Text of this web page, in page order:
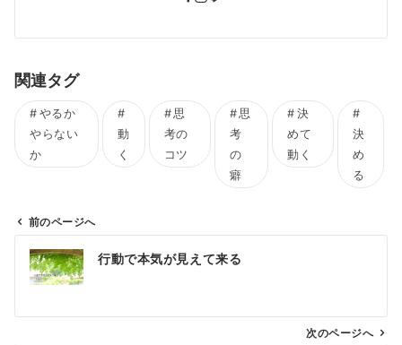
関連タグ
やるか
やらない
か
動
く
思
考の
コツ
思
考
の
癖
決
めて
動く
決
め
る
ビ
前のページへ
行動で本気が見えて来る
次のページへ